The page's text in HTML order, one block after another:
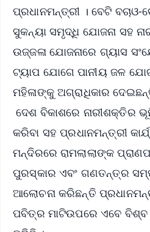
ପ୍ରଧାନମନ୍ତ୍ରୀ । ବେଟି ବଚାଓ-
ସୁକନ୍ୟା ସମୃଦ୍ଧି ଯୋଜନା ସହ
ଉଜ୍ଜଳା ଯୋଜନାରେ ଗ୍ୟାସ
ଟ୍ୟାପ ଯୋଗେ ପାନୀୟ ଜଳ
ମହିଳାଙ୍କୁ ଅଗ୍ରାଧିକାର
ଦେଶ ବିକାଶରେ ନାରୀଶକ୍ତିର
କରିବା ସହ ପ୍ରଧାନମନ୍ତ୍ରୀ
ମନ୍ଦିରରେ ରାମଲାଲାଙ୍କ
ପୁରସ୍କାର ଏବଂ ଗଣତନ୍ତ୍ର
ଆଲୋଚନା କରିଛନ୍ତି
ପବିତ୍ର ମାଟିଉପରେ ଏବେ